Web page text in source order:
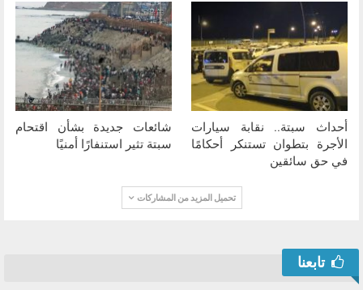
أحداث سبتة.. نقابة سيارات
الأجرة بتطوان تستنكر أحكامًا
في حق سائقين
شائعات جديدة بشأن اقتحام
سبتة تثير استنفارًا أمنيًا
تحميل المزيد من المشاركات
تابعنا